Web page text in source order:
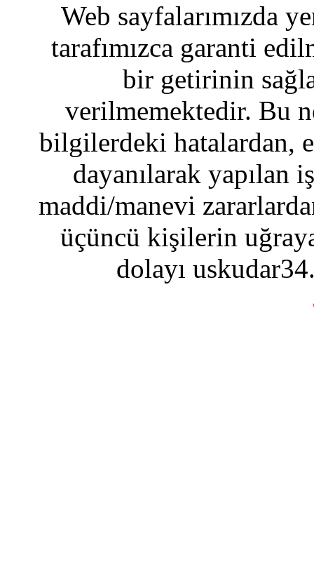
Web sayfalarımızda
tarafımızca garanti
bir getirinin
verilmemektedir. Bu
bilgilerdeki hatalardan,
dayanılarak yapılan
maddi/manevi
üçüncü kişilerin
dolayı